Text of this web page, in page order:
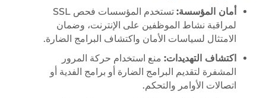
أمان المؤسسة:
تستخدم المؤسسات فحص SSL
لمراقبة نشاط الموظفين على الإنترنت، وضمان
الامتثال لسياسات الأمان واكتشاف البرامج الضارة.
اكتشاف التهديدات: منع استخدام حركة المرور
المشفرة لتقديم البرامج الضارة أو برامج الفدية أو
اتصالات الأوامر والتحكم.